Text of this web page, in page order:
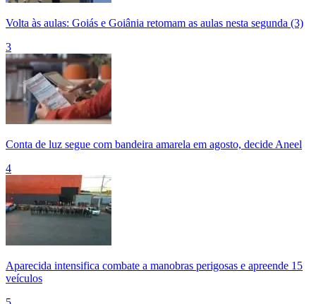
Volta às aulas: Goiás e Goiânia retomam as aulas nesta segunda (3)
3
Conta de luz segue com bandeira amarela em agosto, decide Aneel
4
Aparecida intensifica combate a manobras perigosas e apreende 15
veículos